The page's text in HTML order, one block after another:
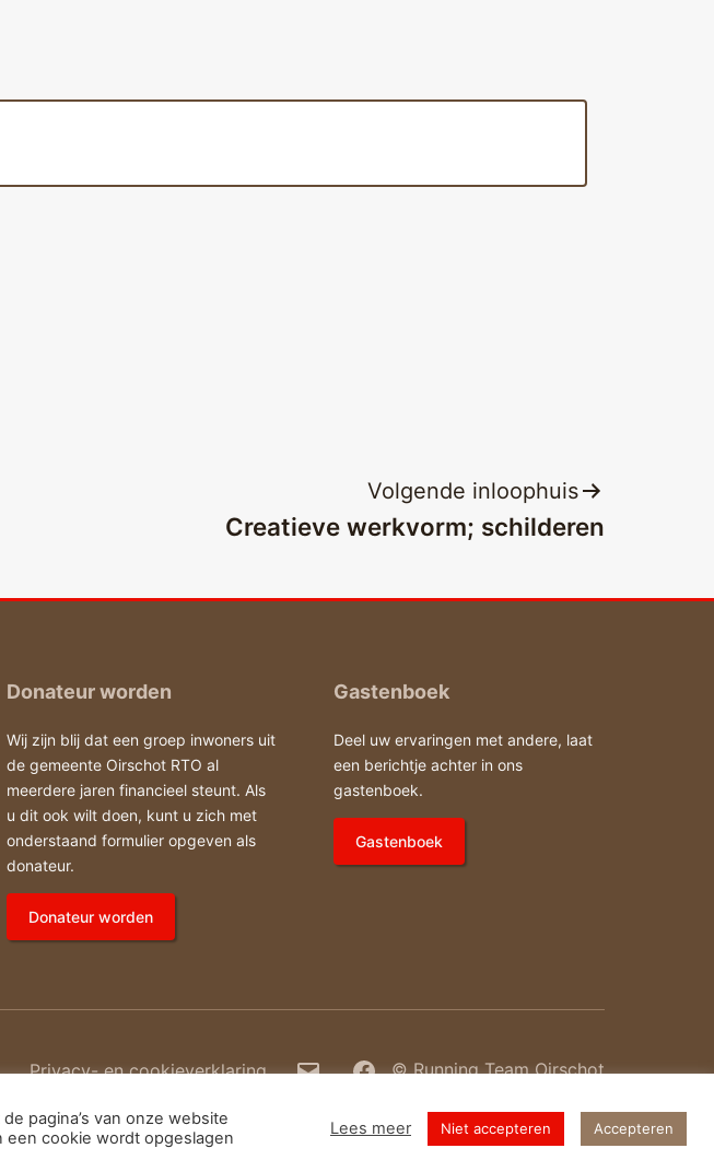
Volgende inloophuis
Creatieve werkvorm; schilderen
Donateur worden
Wij zijn blij dat een groep inwoners uit
de gemeente Oirschot RTO al
meerdere jaren financieel steunt. Als
u dit ook wilt doen, kunt u zich met
onderstaand formulier opgeven als
donateur.
Donateur worden
Gastenboek
Deel uw ervaringen met andere, laat
een berichtje achter in ons
gastenboek.
Gastenboek
Privacy- en cookieverklaring E-
mail
Facebook
© Running Team Oirschot
pagina’s van onze website
cookie wordt opgeslagen
Lees meer Niet accepteren Accepteren